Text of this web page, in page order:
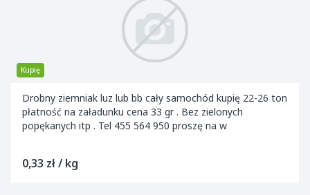
Kupię
Drobny ziemniak luz lub bb cały samochód kupię 22-26 ton
płatność na załadunku cena 33 gr . Bez zielonych
popękanych itp . Tel 455 564 950 proszę na w
0,33 zł / kg